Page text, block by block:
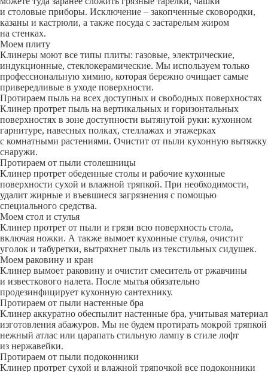
и столовые приборы. Исключение – закопченные сковородки,
казаны и кастрюли, а также посуда с застарелым жиром
на стенках.
Моем плиту
Клинеры моют все типы плиты: газовые, электрические,
индукционные, стеклокерамические. Мы используем только
профессиональную химию, которая бережно очищает самые
привередливые в уходе поверхности.
Протираем пыль на всех доступных и свободных поверхностях
Клинер протрет пыль на вертикальных и горизонтальных
поверхностях в зоне доступности вытянутой руки: кухонном
гарнитуре, навесных полках, стеллажах и этажерках
с комнатными растениями. Очистит от пыли кухонную вытяжку
снаружи.
Протираем от пыли столешницы
Клинер протрет обеденные столы и рабочие кухонные
поверхности сухой и влажной тряпкой. При необходимости,
удалит жирные и въевшиеся загрязнения с помощью
специального средства.
Моем стол и стулья
Клинер протрет от пыли и грязи всю поверхность стола,
включая ножки. А также вымоет кухонные стулья, очистит
уголок и табуретки, вытряхнет пыль из текстильных сидушек.
Моем раковину и кран
Клинер вымоет раковину и очистит смеситель от ржавчины
и известкового налета. После мытья обязательно
продезинфицирует кухонную сантехнику.
Протираем от пыли настенные бра
Клинер аккуратно обеспылит настенные бра, учитывая материал
изготовления абажуров. Мы не будем протирать мокрой тряпкой
нежный атлас или царапать стильную лампу в стиле лофт
из нержавейки.
Протираем от пыли подоконники
Клинер протрет сухой и влажной тряпочкой все подоконники